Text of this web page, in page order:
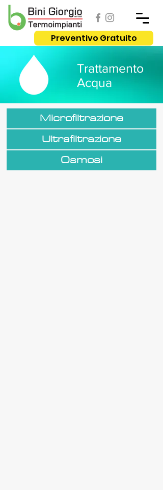
Preventivo Gratuito
Trattamento
Acqua
Microfiltrazione
Ultrafiltrazione
Osmosi